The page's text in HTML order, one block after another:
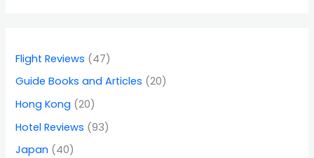
Flight Reviews (47)
Guide Books and Articles (20)
Hong Kong (20)
Hotel Reviews (93)
Japan (40)